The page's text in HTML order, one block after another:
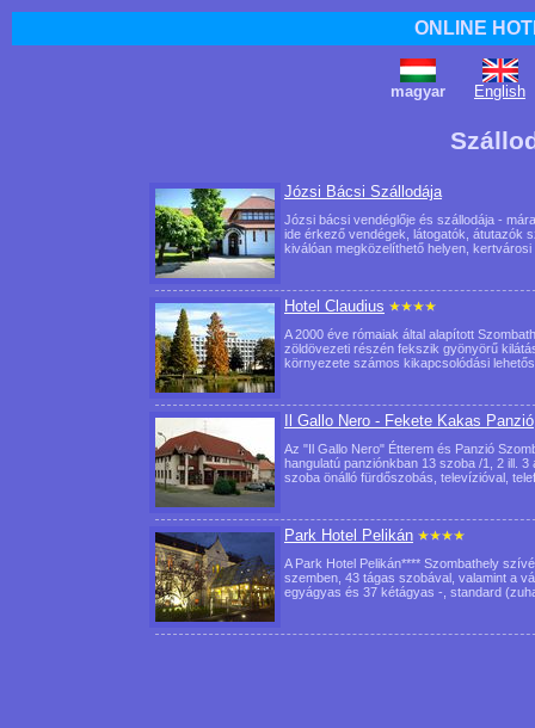
ONLINE
magyar English
Józsi Bácsi Szállodája
Józsi bácsi vendéglője és szállodája -
ide érkező vendégek, látogatók, átutazók
kiválóan megközelíthető helyen,
Hotel Claudius
A 2000 éve rómaiak által alapított
zöldövezeti részén fekszik gyönyörű
környezete számos kikapcsolódási
Il Gallo Nero - Fekete Kakas Panzió
Az "Il Gallo Nero" Étterem és Panzió
hangulatú panziónkban 13 szoba /1, 2 ill.
szoba önálló fürdőszobás, televízióval,
Park Hotel Pelikán
A Park Hotel Pelikán**** Szombathely
szemben, 43 tágas szobával, valamint a
egyágyas és 37 kétágyas -, standard